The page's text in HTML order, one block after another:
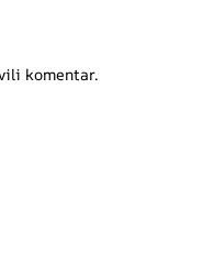
komentar.